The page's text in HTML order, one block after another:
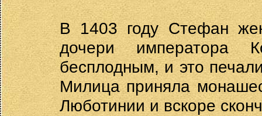
В 1403 году Стефан
дочери императора
бесплодным, и это
Милица приняла
Люботинии и вскоре